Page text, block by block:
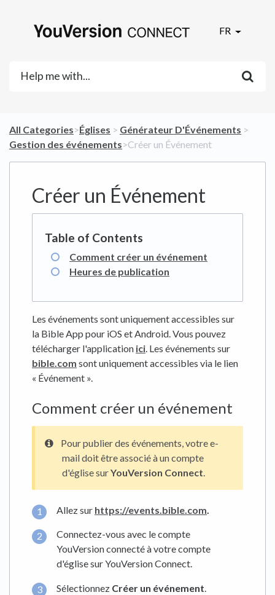
FR
All Categories​>​​Églises ​ > ​ ​Générateur D'Événements ​ > ​
Gestion des événements​>​ Créer un Événement
Créer un Événement
Comment créer un événement
Heures de publication
Les événements sont uniquement accessibles sur
la Bible App pour iOS et Android. Vous pouvez
télécharger l'application ici. Les événements sur
bible.com sont uniquement accessibles via le lien
« Événement ».
Comment créer un événement
Pour publier des événements, votre e-
mail doit être associé à un compte
d'église surYouVersion Connect.
Allez sur https://events.bible.com.
Connectez-vous avec le compte
YouVersion connecté à votre compte
d'église sur YouVersion Connect.
Sélectionnez Créer un événement.